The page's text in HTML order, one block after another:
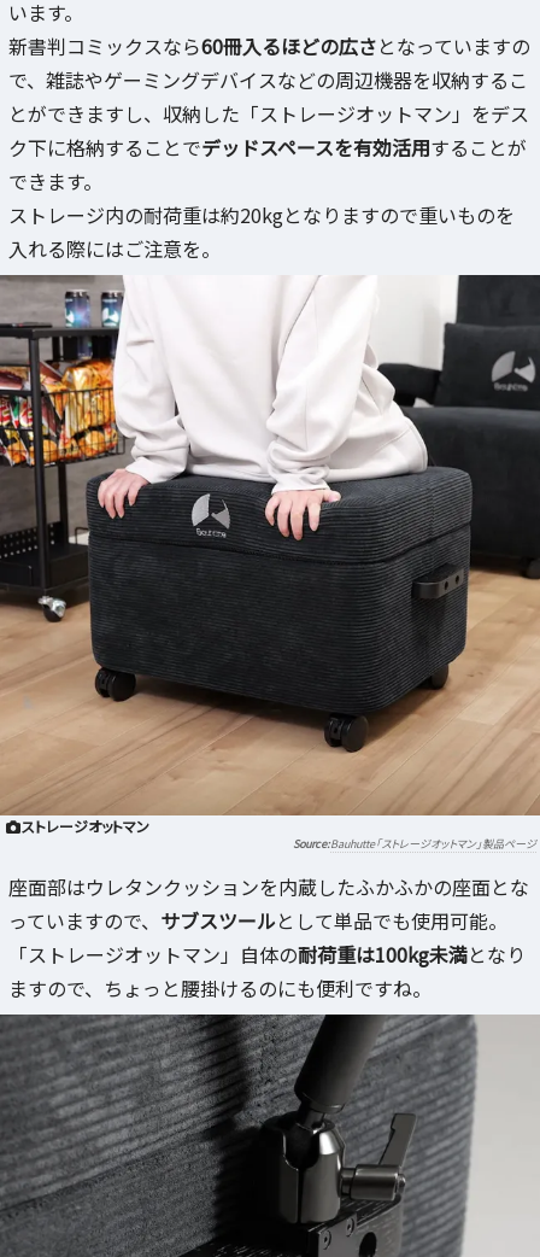
います。
新書判コミックスなら60冊入るほどの広さとなっていますの
で、雑誌やゲーミングデバイスなどの周辺機器を収納するこ
とができますし、収納した「ストレージオットマン」をデス
ク下に格納することでデッドスペースを有効活用することが
できます。
ストレージ内の耐荷重は約20kgとなりますので重いものを
入れる際にはご注意を。
ストレージオットマン
Bauhutte「ストレージオットマン」製品ページ
座面部はウレタンクッションを内蔵したふかふかの座面とな
っていますので、 サブスツールとして単品でも使用可能。
「ストレージオットマン」自体の耐荷重は100kg未満となり
ますので、ちょっと腰掛けるのにも便利ですね。